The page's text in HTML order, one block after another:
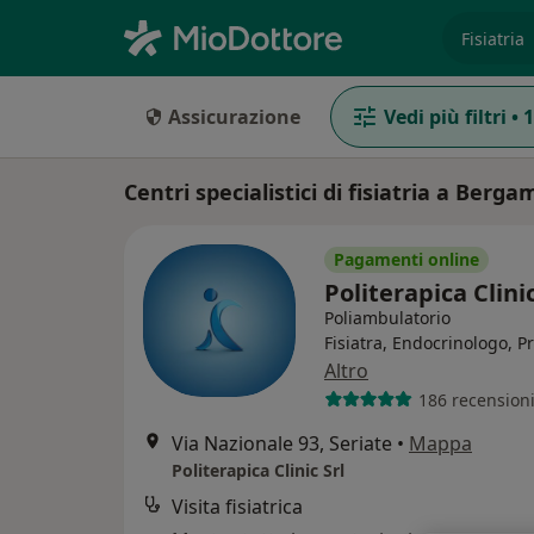
Assicurazione Vedi più filtri • 1
Centri specialistici di fisiatria a
Pagamenti online
Politerapica
Poliambulatorio
Fisiatra, Endocrinologo,
Altro
186 recensioni
Via Nazionale 93, Seriate • Mappa
Politerapica Clinic Srl
Visita fisiatrica